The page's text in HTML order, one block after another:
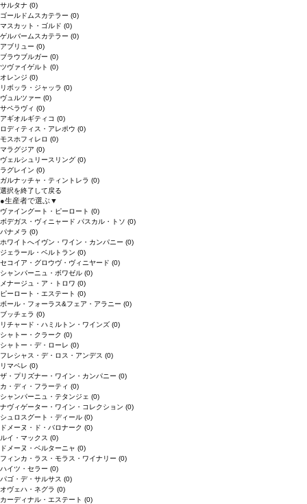
サルタナ (0)
ゴールドムスカテラー (0)
マスカット・ゴルド (0)
ゲルバームスカテラー (0)
アブリュー (0)
ブラウブルガー (0)
ツヴァイゲルト (0)
オレンジ (0)
リボッラ・ジャッラ (0)
ヴュルツァー (0)
サペラヴィ (0)
アギオルギティコ (0)
ロディティス・アレポウ (0)
モスホフィレロ (0)
マラグジア (0)
ヴェルシュリースリング (0)
ラグレイン (0)
ガルナッチャ・ティントレラ (0)
選択を終了して戻る
●生産者で選ぶ▼
ヴァイングート・ピーロート (0)
ボデガス・ヴィニャード パスカル・トソ (0)
パナメラ (0)
ホワイトへイヴン・ワイン・カンパニー (0)
ジェラール・ベルトラン (0)
セコイア・グロウヴ・ヴィニヤード (0)
シャンパーニュ・ボワゼル (0)
メナージュ・ア・トロワ (0)
ピーロート・エステート (0)
ボール・フォーラス&フェア・アラニー (0)
ブッチェラ (0)
リチャード・ハミルトン・ワインズ (0)
シャトー・クラーク (0)
シャトー・デ・ローレ (0)
フレシャス・デ・ロス・アンデス (0)
リマペレ (0)
ザ・プリズナー・ワイン・カンパニー (0)
カ・ディ・フラーティ (0)
シャンパーニュ・テタンジェ (0)
ナヴィゲーター・ワイン・コレクション (0)
シュロスグート・ディール (0)
ドメーヌ・ド・バロナーク (0)
ルイ・マックス (0)
ドメーヌ・ベルターニャ (0)
フィンカ・ラス・モラス・ワイナリー (0)
ハイツ・セラー (0)
パゴ・デ・サルサス (0)
オヴェハ・ネグラ (0)
カーディナル・エステート (0)